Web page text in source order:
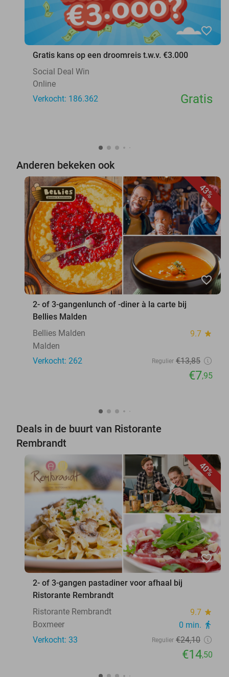
favorite_border
Gratis kans op een droomreis t.w.v. €3.000
Social Deal Win
Online
Verkocht: 186.362
Gratis
Anderen bekeken ook
43%
favorite_border
2- of 3-gangenlunch of -diner à la carte bij
Bellies Malden
Bellies Malden
9.7 star
Malden
Verkocht: 262
Regulier €13,85
€7,95
Deals in de buurt van Ristorante
Rembrandt
40%
favorite_border
2- of 3-gangen pastadiner voor afhaal bij
Ristorante Rembrandt
Ristorante Rembrandt
9.7 star
Boxmeer 0 min. directions_walk
Verkocht: 33 Regulier €24,10
€14,50